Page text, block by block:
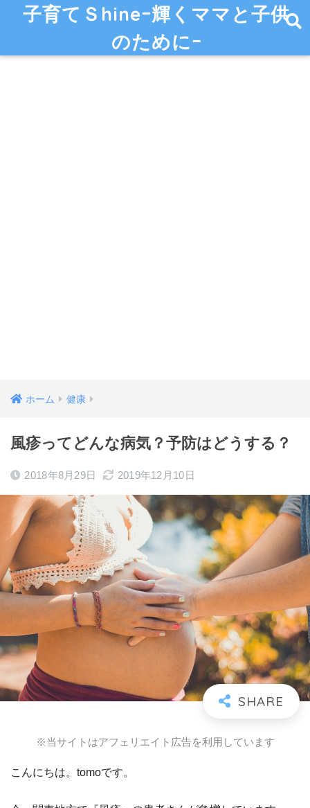
子育てＳhineｰ輝くママと子供
のためにｰ
ホーム 健康
風疹ってどんな病気？予防はどうする？
2018年8月29日 2019年12月10日
※当サイトはアフェリエイト広告を利用しています
こんにちは。tomoです。